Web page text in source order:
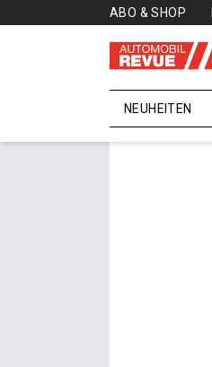
ABO & SHOP
NEUHEITEN